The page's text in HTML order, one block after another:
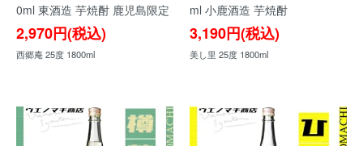
0ml 東酒造 芋焼酎 鹿児島限定
2,970円(税込)
西郷庵 25度 1800ml
ml 小鹿酒造 芋焼酎
3,190円(税込)
美し里 25度 1800ml